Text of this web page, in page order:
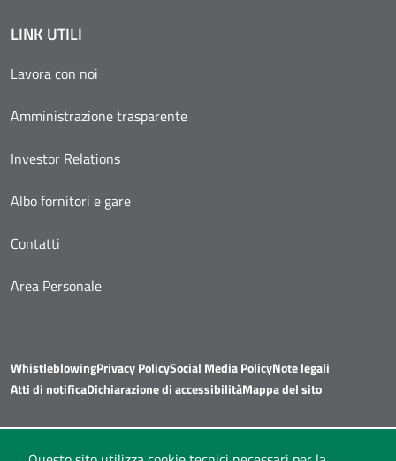
LINK UTILI
Lavora con noi
Amministrazione trasparente
Investor Relations
Albo fornitori e gare
Contatti
Area Personale
WhistleblowingPrivacy PolicySocial Media PolicyNote legali
Atti di notificaDichiarazione di accessibilitàMappa del sito